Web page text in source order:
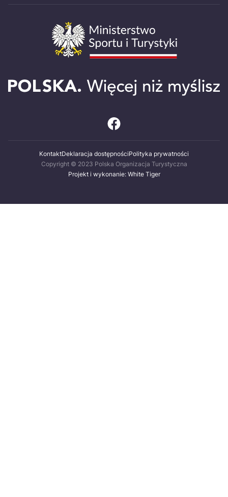
KontaktDeklaracja dostępnościPolityka prywatności
Copyright © 2023 Polska Organizacja Turystyczna
Projekt i wykonanie: White Tiger